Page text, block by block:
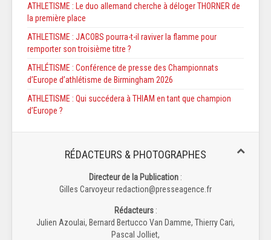
ATHLETISME : Le duo allemand cherche à déloger THORNER de
la première place
ATHLETISME : JACOBS pourra-t-il raviver la flamme pour
remporter son troisième titre ?
ATHLÉTISME : Conférence de presse des Championnats
d’Europe d’athlétisme de Birmingham 2026
ATHLETISME : Qui succédera à THIAM en tant que champion
d’Europe ?
RÉDACTEURS & PHOTOGRAPHES
Directeur de la Publication :
Gilles Carvoyeur redaction@presseagence.fr
Rédacteurs:
Julien Azoulai, Bernard Bertucco Van Damme, Thierry Cari,
Pascal Jolliet,